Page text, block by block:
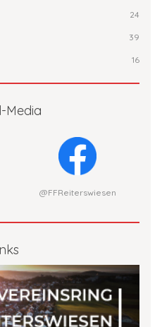
24
39
16
Media
@FFReiterswiesen